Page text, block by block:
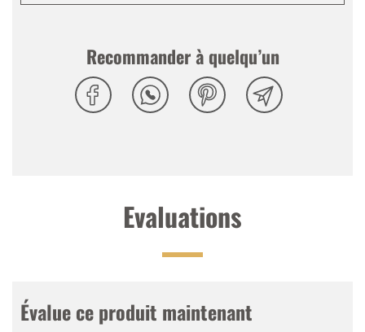
Recommander à quelqu’un
Evaluations
Évalue ce produit maintenant